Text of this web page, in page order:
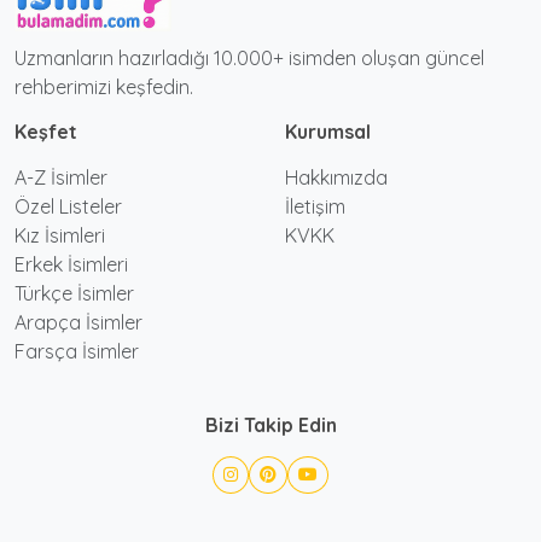
Uzmanların hazırladığı 10.000+ isimden oluşan güncel
rehberimizi keşfedin.
Keşfet
A-Z İsimler
Özel Listeler
Kız İsimleri
Erkek İsimleri
Türkçe İsimler
Arapça İsimler
Farsça İsimler
Kurumsal
Hakkımızda
İletişim
KVKK
Bizi Takip Edin